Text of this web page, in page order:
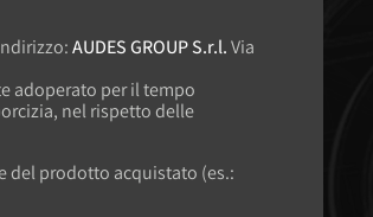
AUDES GROUP S.r.l.Via
adoperato per il tempo
nel rispetto delle
del prodotto acquistato (es.: